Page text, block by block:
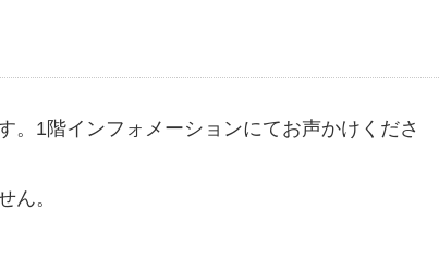
。1階インフォメーションにてお声かけくださ
ん。